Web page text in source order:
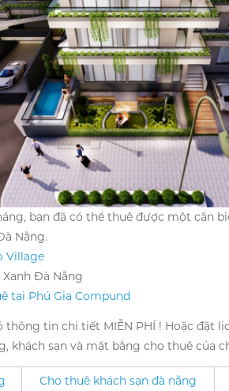
bạn đã có thể thuê được một căn
Nẵng.
Village
Đà Nẵng
tại Phú Gia Compund
thông tin chi tiết MIỄN PHÍ ! Hoặc đặt
khách sạn và mặt bằng cho thuê của
Cho thuê khách sạn đà nẵng